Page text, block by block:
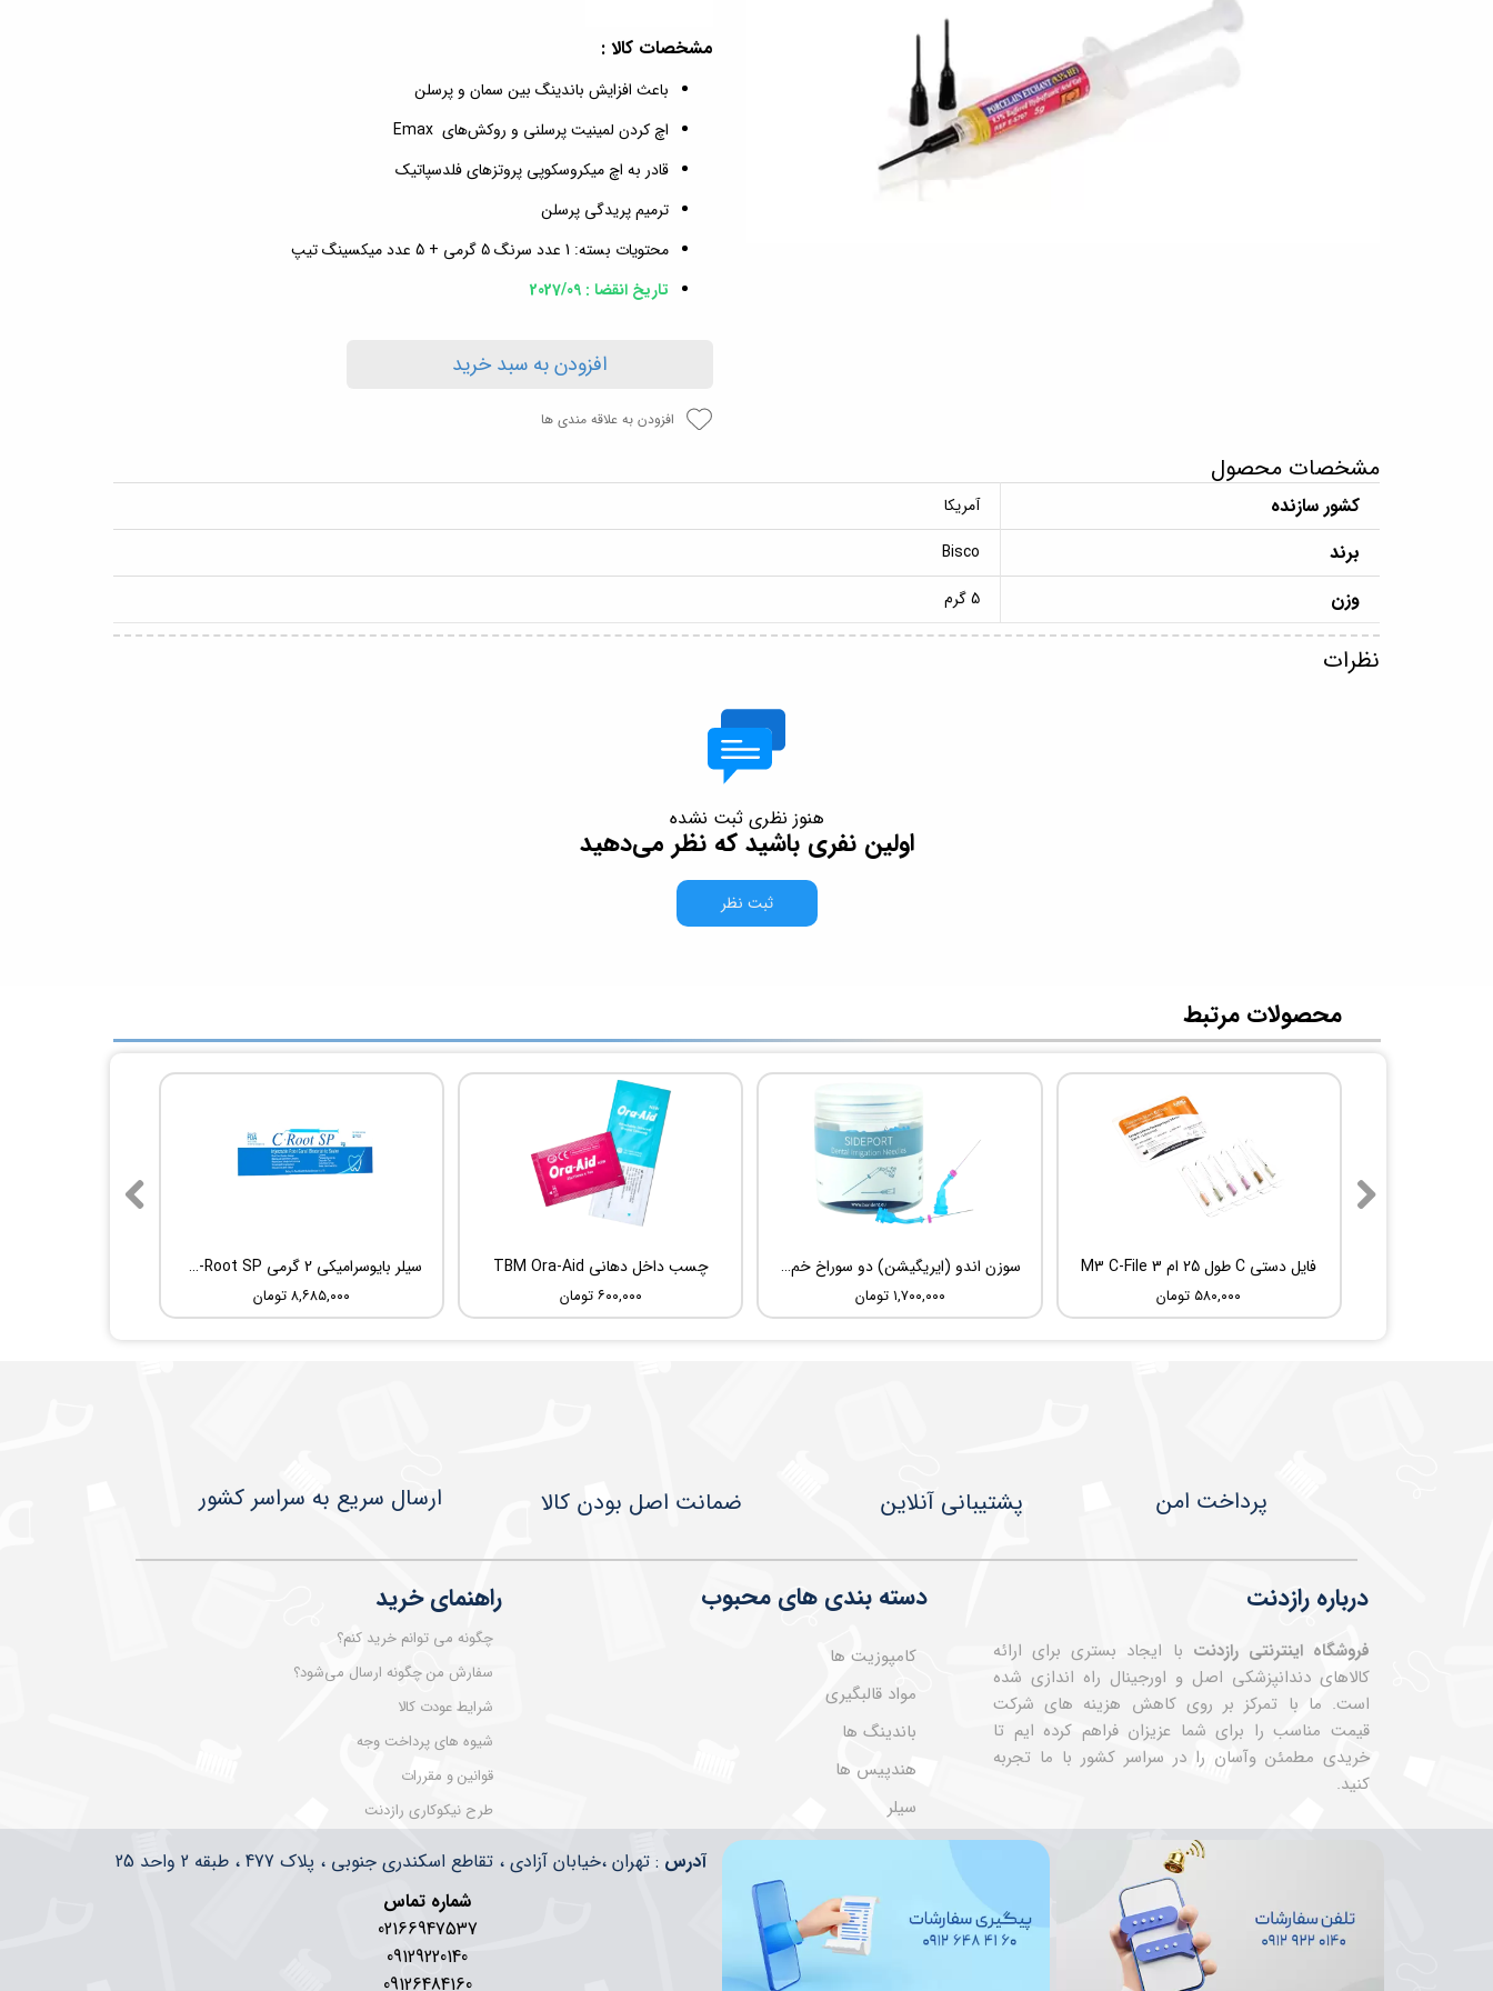
مشخصات کالا :
باعث افزایش باندینگ بین سمان و پرسلن
اچ کردن لمینیت پرسلنی و روکش‌های
قادر به اچ میکروسکوپی پروتزهای فلدسپاتیک
ترمیم پریدگی پرسلن
محتویات بسته: 1 عدد سرنگ
5گرمی + 5 عدد میکسینگ تیپ
تاریخ انقضا : 2027/09
افزودن به سبد خرید
افزودن به علاقه مندی ها
مشخصات محصول
کشور سازنده آمریکا
برند Bisco
وزن 5 گرم
نظرات
هنوز نظری ثبت نشده
اولین نفری باشید که نظر می‌دهید
ثبت نظر
سیلر بایوسرامیکی 2 گرمی Root Dental Medical C-Root SP
۸,۶۸۵,۰۰۰ تومان
چسب داخل دهانی TBM Ora-Aid
۶۰۰,۰۰۰ تومان
سوزن اندو (ایریگیشن) دو سوراخ خم شونده UDG Sideport
۱,۷۰۰,۰۰۰ تومان
فایل دستی C طول 25 ام 3 M3 C-File
۵۸۰,۰۰۰ تومان
​محصولات مرتبط
درباره رازدنت
فروشگاه اینترنتی رازدنت با ایجاد بستری برای ارائه
کالاهای دندانپزشکی اصل و اورجینال راه اندازی شده
است. ما با تمرکز بر روی کاهش هزینه های شرکت
قیمت مناسب را برای شما عزیزان فراهم کرده ایم تا
خریدی مطمئن وآسان را در سراسر کشور با ما تجربه
کنید.
راهنمای خرید
چگونه می توانم خرید کنم؟
سفارش من چگونه ارسال می‌شود؟
شرایط عودت کالا
شیوه های پرداخت وجه
قوانین و مقررات
طرح نیکوکاری رازدنت
دسته بندی های محبوب
کامپوزیت ها
مواد قالبگیری
باندینگ ها
هندپیس ها
سیلر
​​آدرس : تهران ،خیابان آزادی ، تقاطع اسکندری جنوبی ، پلاک 477 ، طبقه 2 واحد 25
شماره تماس
02166947537
09129220140
09126484160
​​​​ارسال سریع به سراسر کشور ضمانت اصل بودن کالا پشتیبانی آنلاین پرداخت امن